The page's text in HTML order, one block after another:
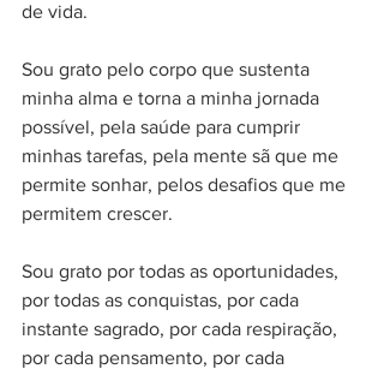
de vida.
Sou grato pelo corpo que sustenta
minha alma e torna a minha jornada
possível, pela saúde para cumprir
minhas tarefas, pela mente sã que me
permite sonhar, pelos desafios que me
permitem crescer.
Sou grato por todas as oportunidades,
por todas as conquistas, por cada
instante sagrado, por cada respiração,
por cada pensamento, por cada